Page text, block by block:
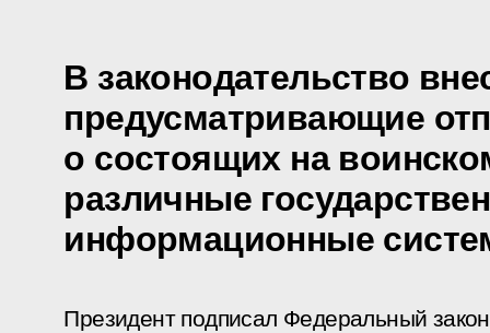
В законодательство
предусматривающие
о состоящих на
различные
информационные
Президент подписал Федеральный